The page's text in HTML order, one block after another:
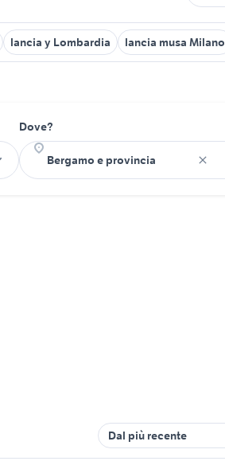
lancia y Lombardia lancia musa Milano
Dove?
Dal più recente